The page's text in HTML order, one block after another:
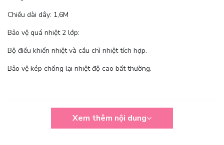
Chiều dài dây: 1,6M
Bảo vệ quá nhiệt 2 lớp:
Bộ điều khiển nhiệt và cầu chì nhiệt tích hợp.
Bảo vệ kép chống lại nhiệt độ cao bất thường.
Xem thêm nội dung